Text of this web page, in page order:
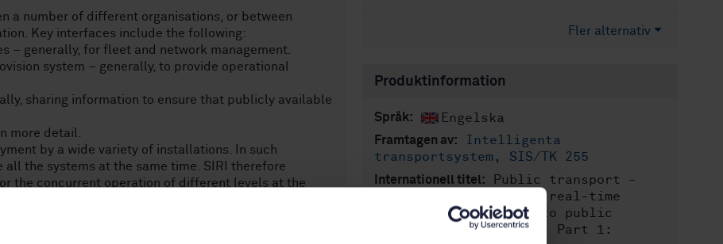
a number of different organisations, or between
Key interfaces include the following:
– generally, for fleet and network management.
system – generally, to provide operational
sharing information to ensure that publicly available
more detail.
by a wide variety of installations. In such
the systems at the same time. SIRI therefore
the concurrent operation of different levels at the
of concrete functional services. The services
content (‘functional services’). This allows the
Fler alternativ
Produktinformation
Språk: Engelska
Framtagen av:
Intelligenta
transportsystem, SIS/TK 255
Internationell titel:
Public transport -
Service interface for real-time
information relating to public
transport operations - Part 1: